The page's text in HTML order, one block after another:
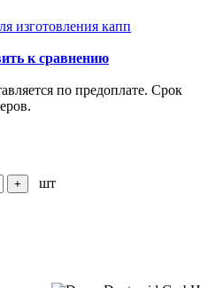
к сравнению
по предоплате. Срок
шт